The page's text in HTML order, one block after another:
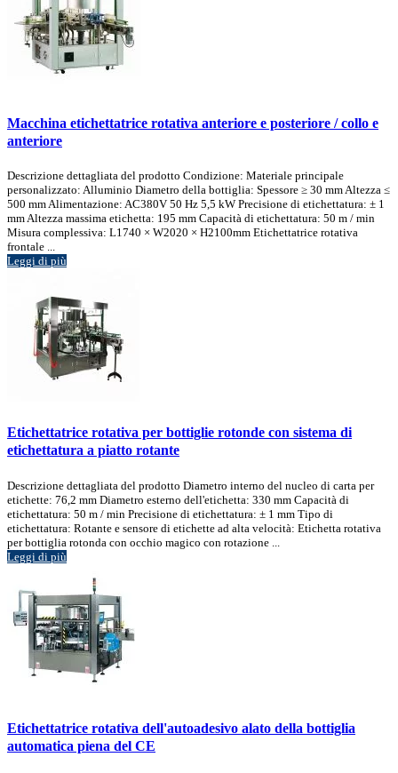
Macchina etichettatrice rotativa anteriore e posteriore / collo e
anteriore
Descrizione dettagliata del prodotto Condizione: Materiale principale
personalizzato: Alluminio Diametro della bottiglia: Spessore ≥ 30 mm Altezza ≤
500 mm Alimentazione: AC380V 50 Hz 5,5 kW Precisione di etichettatura: ± 1
mm Altezza massima etichetta: 195 mm Capacità di etichettatura: 50 m / min
Misura complessiva: L1740 × W2020 × H2100mm Etichettatrice rotativa
frontale ...
Leggi di più
Etichettatrice rotativa per bottiglie rotonde con sistema di
etichettatura a piatto rotante
Descrizione dettagliata del prodotto Diametro interno del nucleo di carta per
etichette: 76,2 mm Diametro esterno dell'etichetta: 330 mm Capacità di
etichettatura: 50 m / min Precisione di etichettatura: ± 1 mm Tipo di
etichettatura: Rotante e sensore di etichette ad alta velocità: Etichetta rotativa
per bottiglia rotonda con occhio magico con rotazione ...
Leggi di più
Etichettatrice rotativa dell'autoadesivo alato della bottiglia
automatica piena del CE